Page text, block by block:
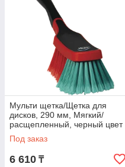
Мульти щетка/Щетка для
дисков, 290 мм, Мягкий/
расщепленный, черный цвет
Под заказ
6 610 ₸